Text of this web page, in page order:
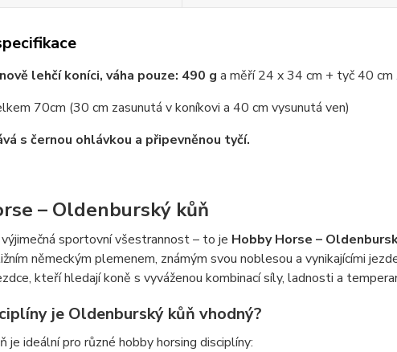
lehčí koníci, váha pouze: 490 g a měří 24 x 34 cm + tyč 40 cm .
70cm (30 cm zasunutá v koníkovi a 40 cm vysunutá ven)
s černou ohlávkou a připevněnou tyčí.
– Oldenburský kůň
sportovní všestrannost – to je Hobby Horse –
německým plemenem, známým svou noblesou a vynikajícími
kteří hledají koně s vyváženou kombinací síly, ladnosti a
je Oldenburský kůň vhodný?
je ideální pro různé hobby horsing disciplíny: